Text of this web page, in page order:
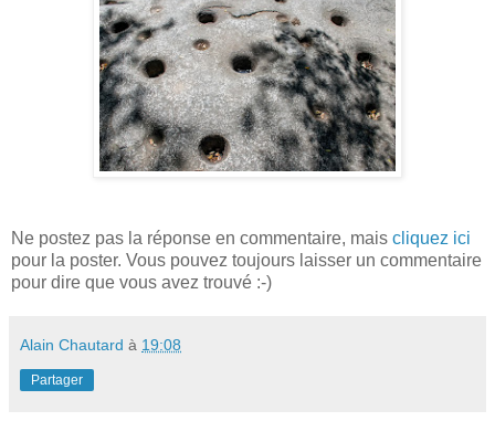
Ne postez pas la réponse en commentaire, mais cliquez ici
pour la poster. Vous pouvez toujours laisser un commentaire
pour dire que vous avez trouvé :-)
Alain Chautard à 19:08
Partager